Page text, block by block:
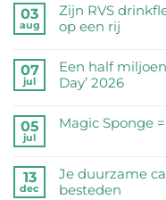
03
aug
Zijn RVS
op een rij
reacties
op
Zijn
drinkflessen
zetten
de
07
jul
Een half
Day’ 2026
reacties
half
miljoen
05
jul
Magic Sponge
op
Magic
13
dec
Je duurzame
besteden